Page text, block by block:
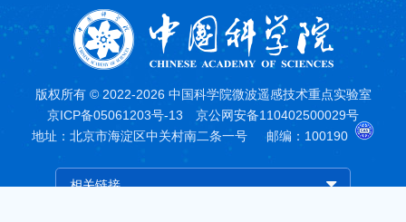
生（工程系列职工）招聘启事
03
2025-09
中国科学院国家空间科学中心2026年特别研究
助理招聘启事
22
【已截止】国家空间科学中心微波遥感技术重
点实验室微波遥感器供配电电路研发人员招聘
启事
版权所有 © 2022-2026 中国科学院微波遥感技术重点实验室
京ICP备05061203号-13
京公网安备110402500029号
地址：北京市海淀区中关村南二条一号
邮编：100190
相关链接